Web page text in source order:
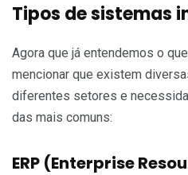
Tipos de sistemas
Agora que já entendemos o
mencionar que existem
diferentes setores e
das mais comuns:
ERP (Enterprise